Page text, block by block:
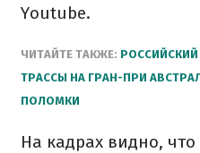
Youtube.
ЧИТАЙТЕ ТАКЖЕ: РОССИЙСКИЙ
ТРАССЫ НА ГРАН-ПРИ
ПОЛОМКИ
На кадрах видно,